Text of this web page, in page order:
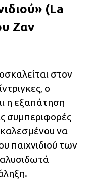
(La
Ζαν
στον
ο
η εξαπάτηση
συμπεριφορές
να
παιχνιδιού των